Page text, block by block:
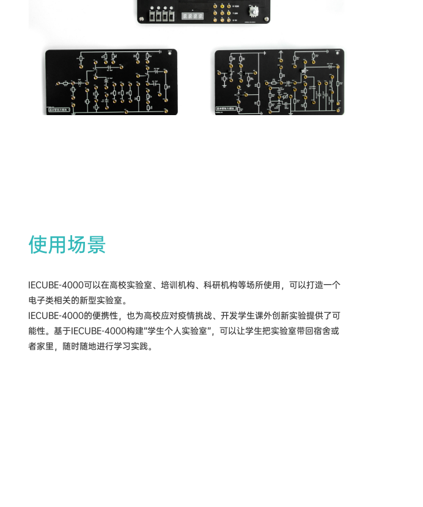
使用场景
IECUBE-4000可以在高校实验室、培训机构、科研机构等场所使用，可以打造一个
电子类相关的新型实验室。
IECUBE-4000的便携性，也为高校应对疫情挑战、开发学生课外创新实验提供了可
能性。基于IECUBE-4000构建“学生个人实验室”，可以让学生把实验室带回宿舍或
者家里，随时随地进行学习实践。